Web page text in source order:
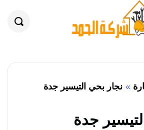
نجار بحي التيسير جدة
جدة